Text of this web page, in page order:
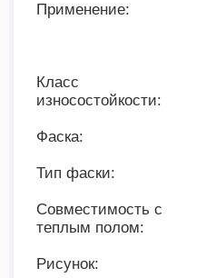
Применение:
Класс
износостойкости:
Фаска:
Тип фаски:
Совместимость с
теплым полом:
Рисунок: